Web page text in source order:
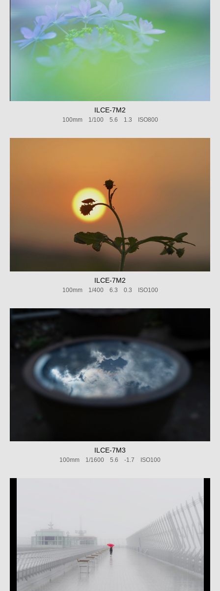
ILCE-7M2
100mm 1/100 5.6 1.3 ISO800
ILCE-7M2
100mm 1/400 6.3 0.3 ISO100
ILCE-7M3
100mm 1/1600 5.6 -1.7 ISO100